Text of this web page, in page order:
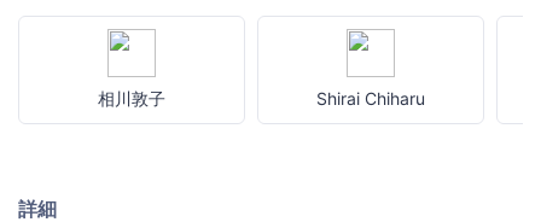
相川敦子 Shirai Chiharu
詳細